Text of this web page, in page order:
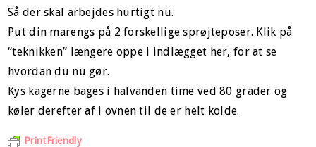
Så der skal arbejdes hurtigt nu.
Put din marengs på 2 forskellige sprøjteposer. Klik på
“teknikken” længere oppe i indlægget her, for at se
hvordan du nu gør.
Kys kagerne bages i halvanden time ved 80 grader og
køler derefter af i ovnen til de er helt kolde.
PrintFriendly